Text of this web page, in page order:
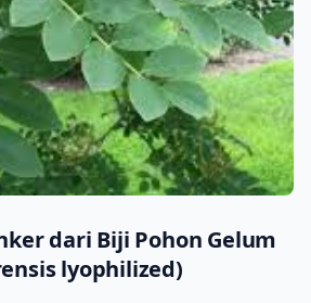
dari Biji Pohon Gelum
lyophilized)